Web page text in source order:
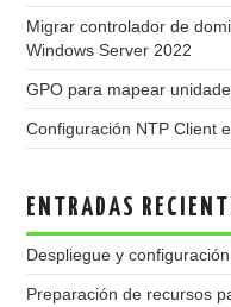
Migrar controlador de
Windows Server 2022
GPO para mapear
Configuración NTP Client
ENTRADAS
Despliegue y
Preparación de recursos